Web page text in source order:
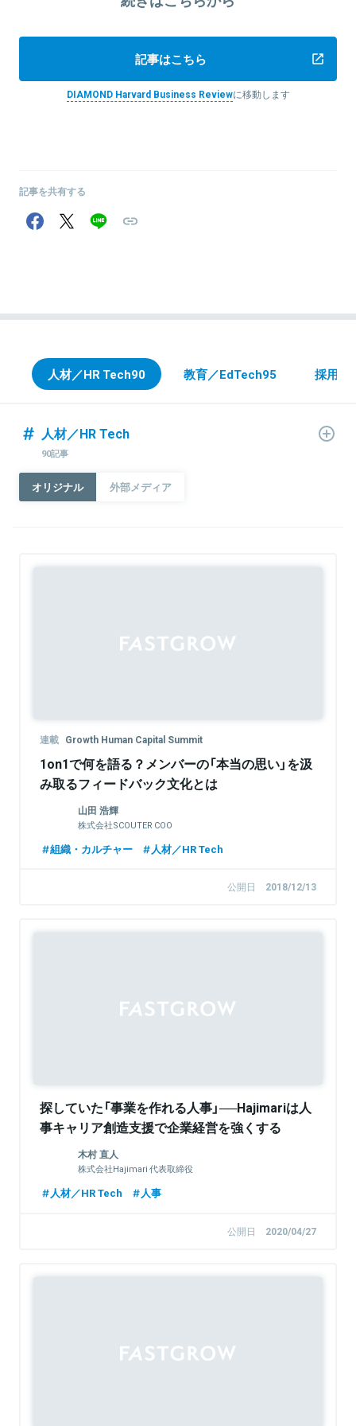
記事はこちら
DIAMOND Harvard Business Reviewに移動します
記事を共有する
人材／HR Tech90 教育／EdTech95 採用
人材／HR Tech
90記事
オリジナル 外部メディア
連載 Growth Human Capital Summit
1on1で何を語る？メンバーの「本当の思い」を汲
み取るフィードバック文化とは
山田 浩輝
株式会社SCOUTER COO
組織・カルチャー 人材／HR Tech
公開日 2018/12/13
探していた「事業を作れる人事」──Hajimariは人
事キャリア創造支援で企業経営を強くする
木村 直人
株式会社Hajimari 代表取締役
人材／HR Tech 人事
公開日 2020/04/27